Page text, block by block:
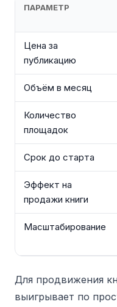
ПАРАМЕТР
Цена за
публикацию
Объём в месяц
Количество
площадок
Срок до старта
Эффект на
продажи книги
Масштабирование
Для продвижения
выигрывает по